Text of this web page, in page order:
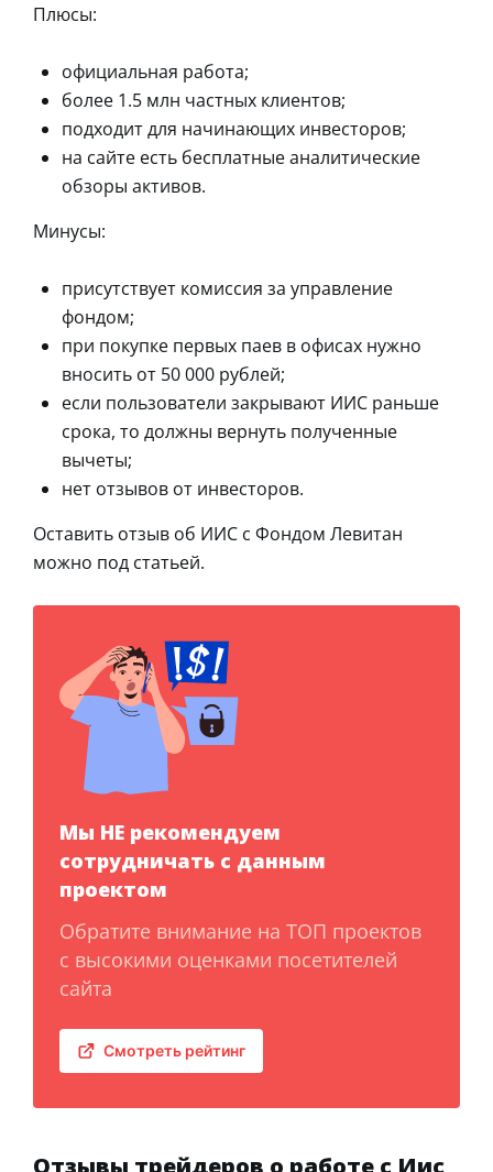
Плюсы:
официальная работа;
более 1.5 млн частных клиентов;
подходит для начинающих инвесторов;
на сайте есть бесплатные аналитические
обзоры активов.
Минусы:
присутствует комиссия за управление
фондом;
при покупке первых паев в офисах нужно
вносить от 50 000 рублей;
если пользователи закрывают ИИС раньше
срока, то должны вернуть полученные
вычеты;
нет отзывов от инвесторов.
Оставить отзыв об ИИС с Фондом Левитан
можно под статьей.
Мы НЕ рекомендуем
сотрудничать с данным
проектом
Обратите внимание на ТОП проектов
с высокими оценками посетителей
сайта
Смотреть рейтинг
Отзывы трейдеров о работе с Иис